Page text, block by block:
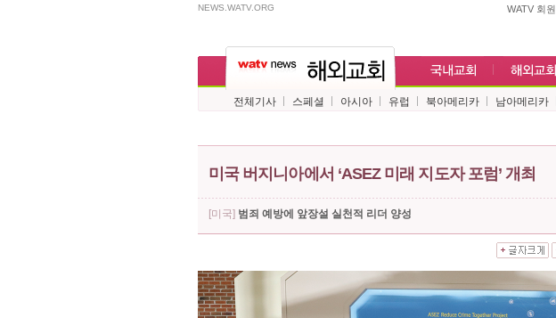
NEWS.WATV.ORG WATV 회원
전체기사 스페셜 아시아 유럽 북아메리카 남아메리카
미국 버지니아에서 ‘ASEZ 미래 지도자 포럼’ 개최
[미국] 범죄 예방에 앞장설 실천적 리더 양성